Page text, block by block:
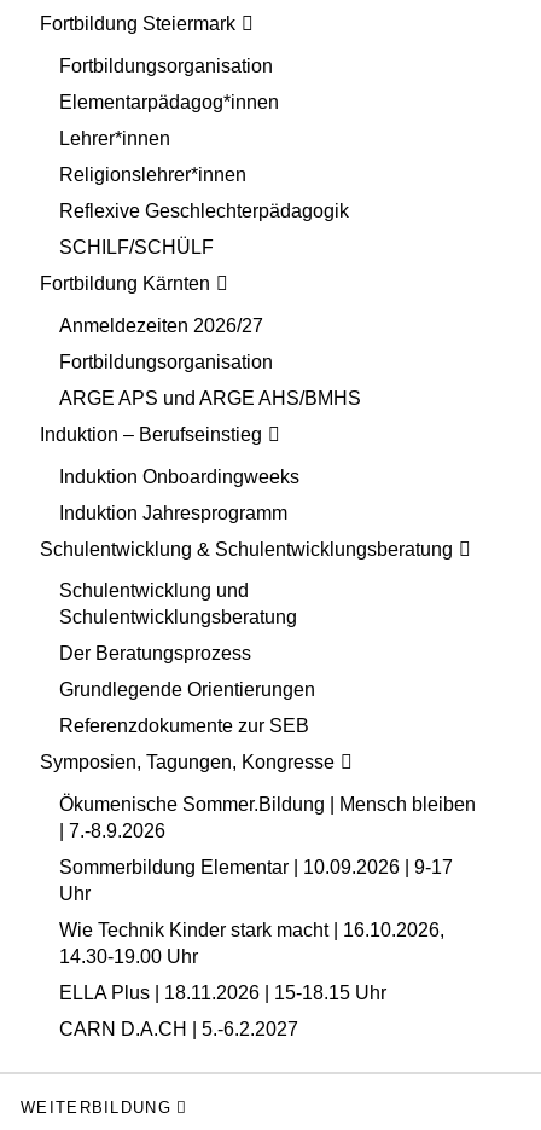
Fortbildung Steiermark
Fortbildungsorganisation
Elementarpädagog*innen
Lehrer*innen
Religionslehrer*innen
Reflexive Geschlechterpädagogik
SCHILF/SCHÜLF
Fortbildung Kärnten
Anmeldezeiten 2026/27
Fortbildungsorganisation
ARGE APS und ARGE AHS/BMHS
Induktion – Berufseinstieg
Induktion Onboardingweeks
Induktion Jahresprogramm
Schulentwicklung & Schulentwicklungsberatung
Schulentwicklung und
Schulentwicklungsberatung
Der Beratungsprozess
Grundlegende Orientierungen
Referenzdokumente zur SEB
Symposien, Tagungen, Kongresse
Ökumenische Sommer.Bildung | Mensch bleiben
| 7.-8.9.2026
Sommerbildung Elementar | 10.09.2026 | 9-17
Uhr
Wie Technik Kinder stark macht | 16.10.2026,
14.30-19.00 Uhr
ELLA Plus | 18.11.2026 | 15-18.15 Uhr
CARN D.A.CH | 5.-6.2.2027
WEITERBILDUNG